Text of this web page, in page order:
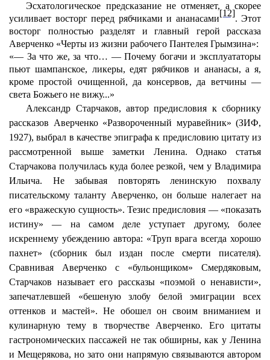
Эсхатологическое предсказание не отменяет, а скорее
усиливает восторг перед рябчиками и ананасами
[12]
. Этот
восторг полностью разделят и главный герой рассказа
Аверченко «Черты из жизни рабочего Пантелея Грымзина»:
«— За что же, за что… — Почему богачи и эксплуататоры
пьют шампанское, ликеры, едят рябчиков и ананасы, а я,
кроме простой очищенной, да консервов, да ветчины —
света Божьего не вижу...»
Александр Старчаков, автор предисловия к сборнику
рассказов Аверченко «Развороченный муравейник» (ЗИФ,
1927), выбрал в качестве эпиграфа к предисловию цитату из
рассмотренной выше заметки Ленина. Однако статья
Старчакова получилась куда более резкой, чем у Владимира
Ильича. Не забывая повторять ленинскую похвалу
писательскому таланту Аверченко, он больше налегает на
его «вражескую сущность». Тезис предисловия — «показать
истину» — на самом деле уступает другому, более
искреннему убеждению автора: «Труп врага всегда хорошо
пахнет» (сборник был издан после смерти писателя).
Сравнивая Аверченко с «бульонщиком» Смердяковым,
Старчаков называет его рассказы «поэмой о ненависти»,
запечатлевшей «бешеную злобу белой эмиграции всех
оттенков и мастей». Не обошел он своим вниманием и
кулинарную тему в творчестве Аверченко. Его цитаты
гастрономических пассажей не так обширны, как у Ленина
и Мещерякова, но зато они напрямую связываются автором